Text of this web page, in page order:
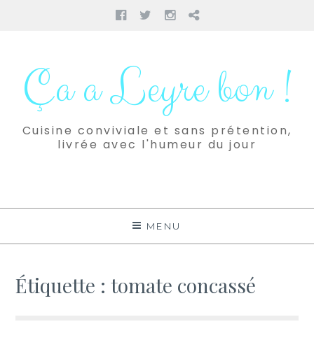
Facebook
TwitterInstagram
Pinterest
contenuÇa a Leyre bon !
Cuisine conviviale et sans prétention,
livrée avec l'humeur du jour
MENU
Étiquette :tomate concassé